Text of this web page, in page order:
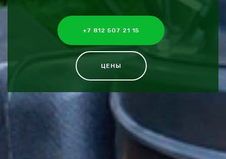
+7 812 507 21 15
ЦЕНЫ